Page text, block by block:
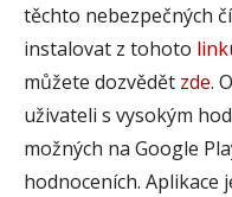
těchto nebezpečných
instalovat z tohoto
můžete dozvědět zde.
uživateli s vysokým
možných na Google
hodnoceních. Aplikace